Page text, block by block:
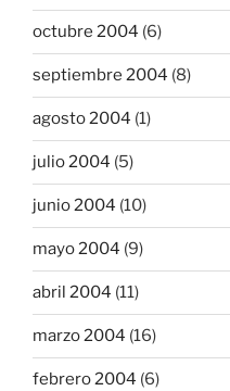
octubre 2004 (6)
septiembre 2004 (8)
agosto 2004 (1)
julio 2004 (5)
junio 2004 (10)
mayo 2004 (9)
abril 2004 (11)
marzo 2004 (16)
febrero 2004 (6)